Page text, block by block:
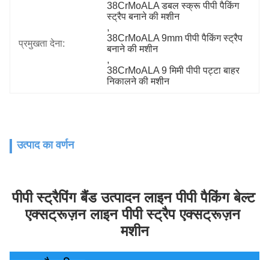
प्रमुखता देना:
38CrMoALA डबल स्क्रू पीपी पैकिंग
स्ट्रैप बनाने की मशीन
,
38CrMoALA 9mm पीपी पैकिंग स्ट्रैप
बनाने की मशीन
,
38CrMoALA 9 मिमी पीपी पट्टा बाहर
निकालने की मशीन
उत्पाद का वर्णन
पीपी स्ट्रैपिंग बैंड उत्पादन लाइन पीपी पैकिंग बेल्ट
एक्सट्रूज़न लाइन पीपी स्ट्रैप एक्सट्रूज़न
मशीन